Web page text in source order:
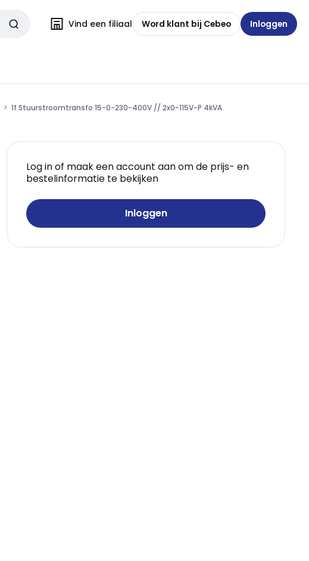
Vind een filiaal Word klant bij Cebeo Inloggen
1f Stuurstroomtransfo 15-0-230-400V // 2x0-115V-P 4kVA
Log in of maak een account aan om de prijs- en
bestelinformatie te bekijken
Inloggen